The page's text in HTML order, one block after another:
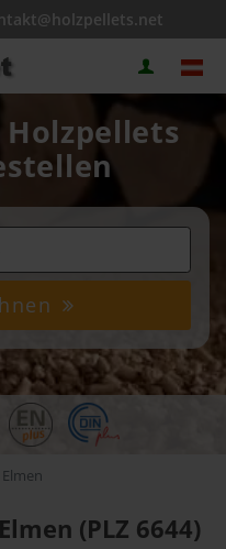
Holzpellets
Elmen
(PLZ 6644)